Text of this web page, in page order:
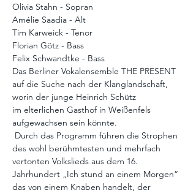
Olivia Stahn - Sopran
Amélie Saadia - Alt
Tim Karweick - Tenor
Florian Götz - Bass
Felix Schwandtke - Bass
Das Berliner Vokalensemble THE PRESENT
auf die Suche nach der Klanglandschaft,
worin der junge Heinrich Schütz
im elterlichen Gasthof in Weißenfels
aufgewachsen sein könnte.
Durch das Programm führen die Strophen
des wohl berühmtesten und mehrfach
vertonten Volkslieds aus dem 16.
Jahrhundert „Ich stund an einem Morgen“
das von einem Knaben handelt, der